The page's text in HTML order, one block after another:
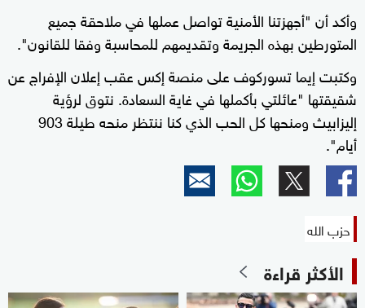
وأكد أن "أجهزتنا الأمنية تواصل عملها في ملاحقة جميع
المتورطين بهذه الجريمة وتقديمهم للمحاسبة وفقا للقانون".
وكتبت إيما تسوركوف على منصة إكس عقب إعلان الإفراج عن
شقيقتها "عائلتي بأكملها في غاية السعادة. نتوق لرؤية
إليزابيث ومنحها كل الحب الذي كنا ننتظر منحه طيلة 903
أيام".
حزب الله
الأكثر قراءة